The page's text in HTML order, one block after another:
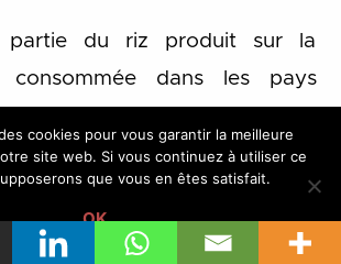
partie du riz produit sur la
consommée dans les pays
ce marché est fortement
puisque cinq pays (Thaïlande,
États-Unis et Pakistan)
cookies pour vous garantir la meilleure
site web. Si vous continuez à utiliser ce
que vous en êtes satisfait.
OK